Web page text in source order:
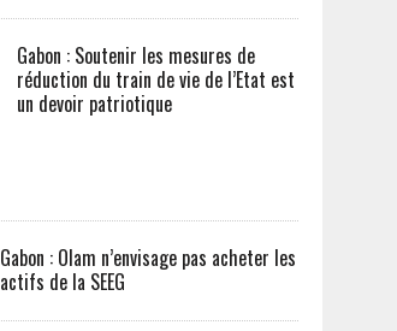
Gabon : Soutenir les mesures de
réduction du train de vie de l’Etat est
un devoir patriotique
Gabon : Olam n’envisage pas acheter les
actifs de la SEEG